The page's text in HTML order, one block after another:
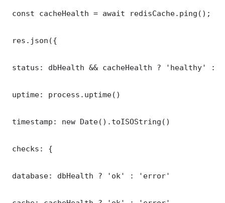
const cacheHealth = await redisCache.ping();
res.json({
status: dbHealth && cacheHealth ? 'healthy' :
uptime: process.uptime()
timestamp: new Date().toISOString()
checks: {
database: dbHealth ? 'ok' : 'error'